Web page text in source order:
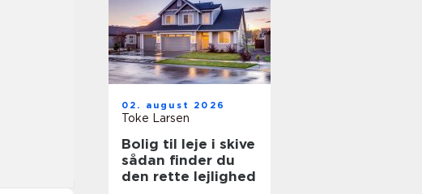
02. august 2026
Toke Larsen
Bolig til leje i skive
sådan finder du
den rette lejlighed